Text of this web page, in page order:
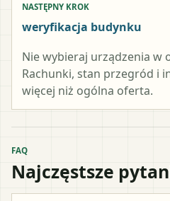
NASTĘPNY KROK
weryfikacja budynku
Nie wybieraj urządzenia w
Rachunki, stan przegród i
więcej niż ogólna oferta.
FAQ
Najczęstsze